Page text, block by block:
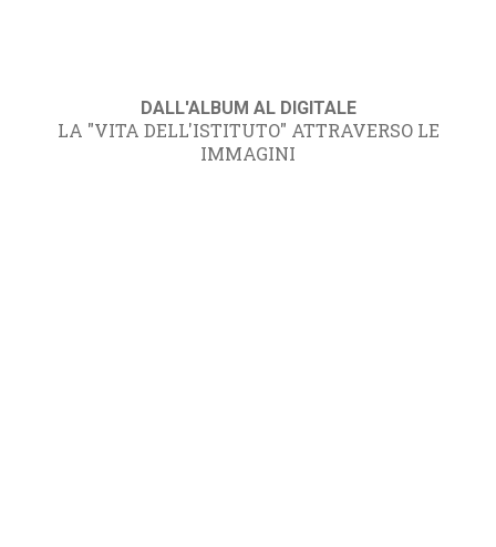
DALL'ALBUM AL DIGITALE
LA "VITA DELL'ISTITUTO" ATTRAVERSO LE
IMMAGINI